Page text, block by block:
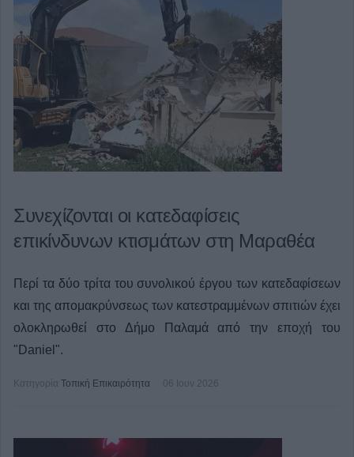
Συνεχίζονται οι κατεδαφίσεις
επικίνδυνων κτισμάτων στη Μαραθέα
Περί τα δύο τρίτα του συνολικού έργου των κατεδαφίσεων
και της απομακρύνσεως των κατεστραμμένων σπιτιών έχει
ολοκληρωθεί στο Δήμο Παλαμά από την εποχή του
"Daniel".
Κατηγορία Τοπική Επικαιρότητα 06 Ιουν 2026